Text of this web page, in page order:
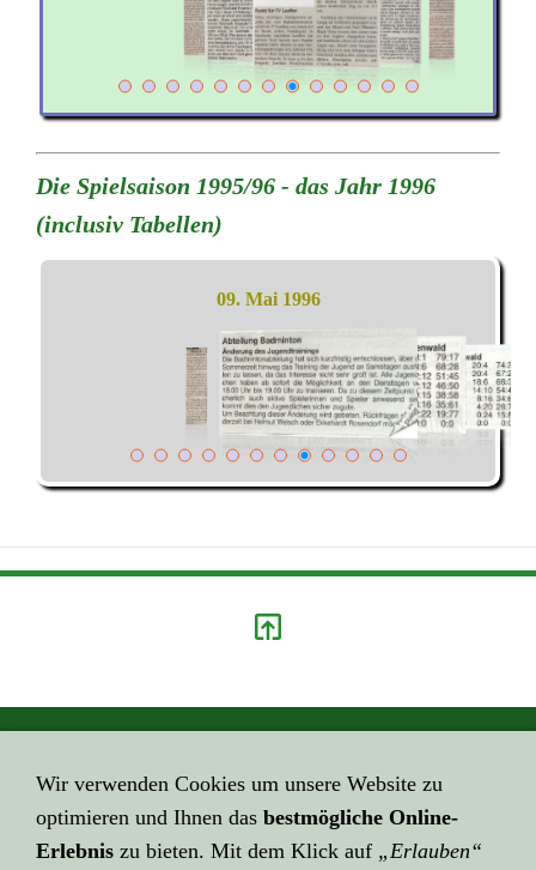
Die Spielsaison 1995/96 - das Jahr 1996
(inclusiv Tabellen)
09. Mai 1996
Impressum
HIER GEHT ES ZUR ...
Wir verwenden Cookies um unsere Website zu
optimieren und Ihnen das bestmögliche Online-
Erlebnis zu bieten. Mit dem Klick auf „Erlauben“